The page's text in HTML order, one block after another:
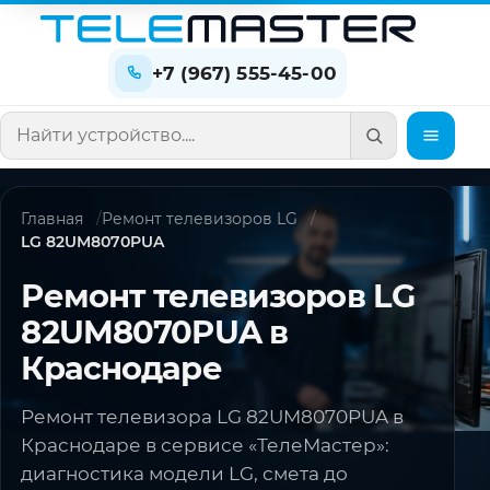
+7 (967) 555-45-00
Поиск по сайту
Главная
Ремонт телевизоров LG
LG 82UM8070PUA
Ремонт телевизоров LG
82UM8070PUA в
Краснодаре
Ремонт телевизора LG 82UM8070PUA в
Краснодаре в сервисе «ТелеМастер»:
диагностика модели LG, смета до